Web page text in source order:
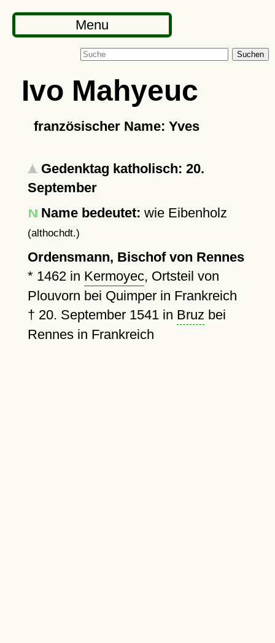
Menu
Suchen
Ivo Mahyeuc
französischer Name: Yves
Gedenktag katholisch: 20.
September
Name bedeutet: wie Eibenholz
(althochdt.)
Ordensmann, Bischof von Rennes
* 1462in Kermoyec, Ortsteil von
Plouvorn bei Quimper in Frankreich
† 20. September 1541in Bruz bei
Rennes in Frankreich